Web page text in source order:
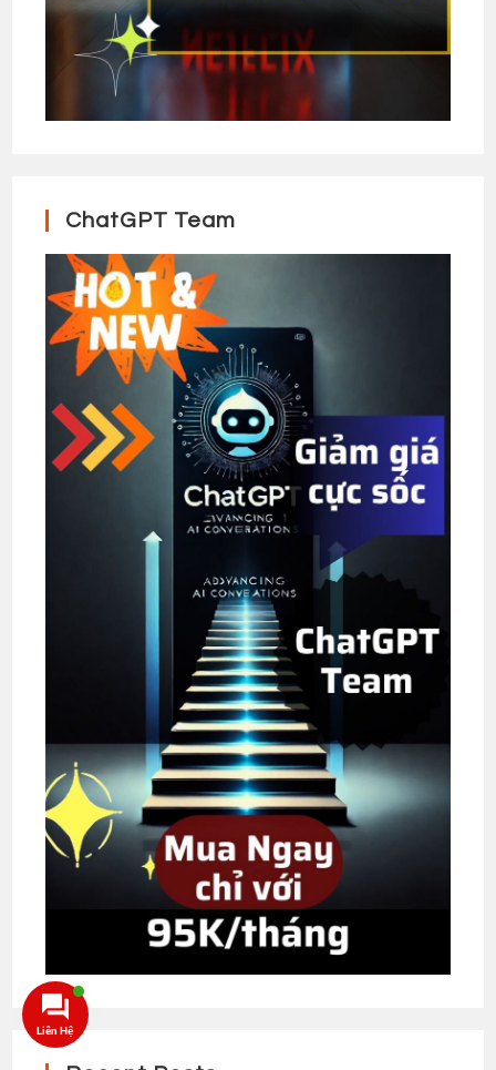
ChatGPT Team
Liên Hệ